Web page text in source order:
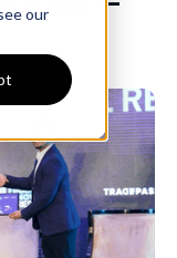
our